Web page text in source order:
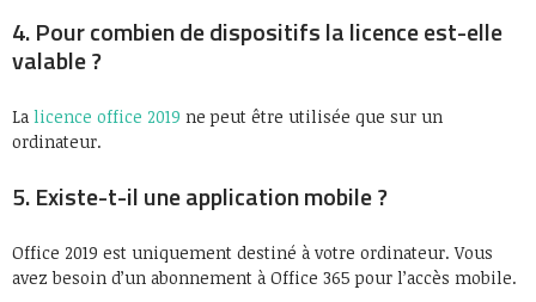
4. Pour combien de dispositifs la licence est-elle
valable ?
La licence office 2019 ne peut être utilisée que sur un
ordinateur.
5. Existe-t-il une application mobile ?
Office 2019 est uniquement destiné à votre ordinateur. Vous
avez besoin d’un abonnement à Office 365 pour l’accès mobile.